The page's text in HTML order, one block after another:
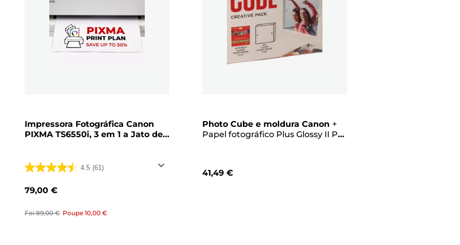
Impressora Fotográfica Canon
PIXMA TS6550i, 3 em 1 a Jato de
4.5 (61)
4.5
em
estrelas.
79,00 €
Foi89,00 € Poupe 10,00 €
Photo Cube e moldura Canon +
Papel fotográfico Plus Glossy II PP-
41,49 €